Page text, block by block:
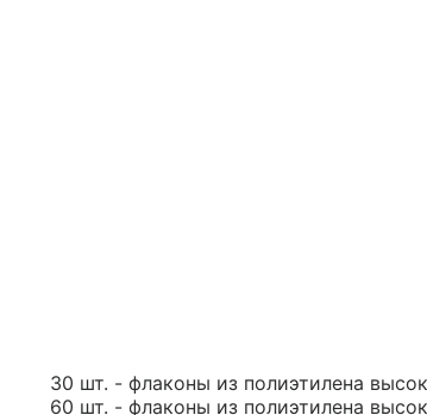
30 шт. - флаконы из полиэтилена
60 шт. - флаконы из полиэтилена